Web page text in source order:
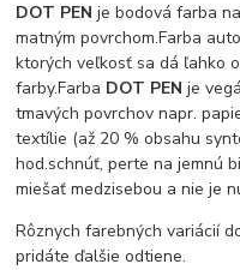
DOT PEN je bodová farba
matným povrchom.Farba
ktorých veľkosť sa dá ľahko
farby.Farba DOT PEN je
tmavých povrchov napr.
textílie (až 20 % obsahu
hod.schnúť, perte na jemnú
miešať medzisebou a nie je
Rôznych farebných variácií
pridáte ďalšie odtiene.